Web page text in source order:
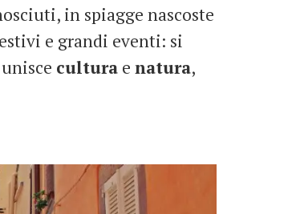
in spiagge nascoste
e grandi eventi: si
cultura e natura,